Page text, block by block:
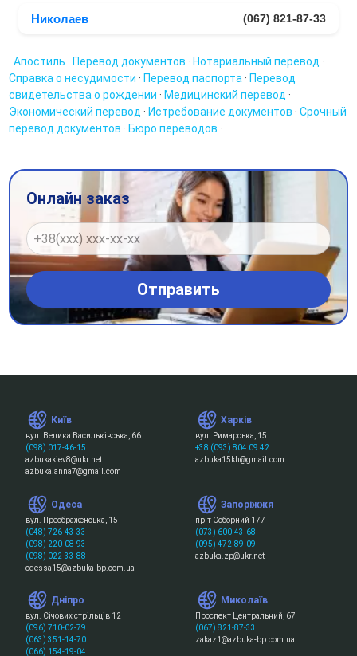
Николаев (067) 821-87-33
·Апостиль · Перевод документов · Нотариальный перевод ·
Справка о несудимости · Перевод паспорта · Перевод
свидетельства о рождении · Медицинский перевод ·
Экономический перевод · Истребование документов ·Срочный
перевод документов · Бюро переводов ·
Онлайн заказ
Київ
вул. Велика Васильківська, 66
(098) 017-46-15
azbukakiev8@ukr.net
azbuka.anna7@gmail.com
Харків
вул. Римарська, 15
+38 (093) 804 09 42
azbuka15kh@gmail.com
Одеса
вул. Преображенська, 15
(048) 726-43-33
(098) 220-08-93
(098) 022-33-88
odessa15@azbuka-bp.com.ua
Запоріжжя
пр-т Соборний 177
(073) 600-43-68
(095) 472-89-09
azbuka.zp@ukr.net
Дніпро
вул. Січових стрільців 12
(096) 710-02-79
(063) 351-14-70
(066) 154-19-04
Миколаїв
Проспект Центральний, 67
(067) 821-87-33
zakaz1@azbuka-bp.com.ua